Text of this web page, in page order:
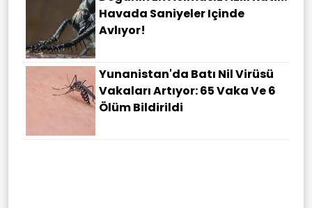
Havada Saniyeler Içinde
Avlıyor!
Yunanistan'da Batı Nil Virüsü
Vakaları Artıyor: 65 Vaka Ve 6
Ölüm Bildirildi